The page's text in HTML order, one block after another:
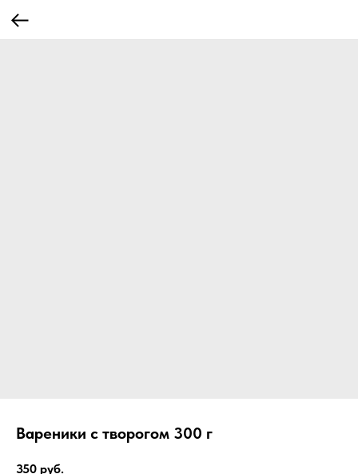
Вареники с творогом 300 г
350 руб.